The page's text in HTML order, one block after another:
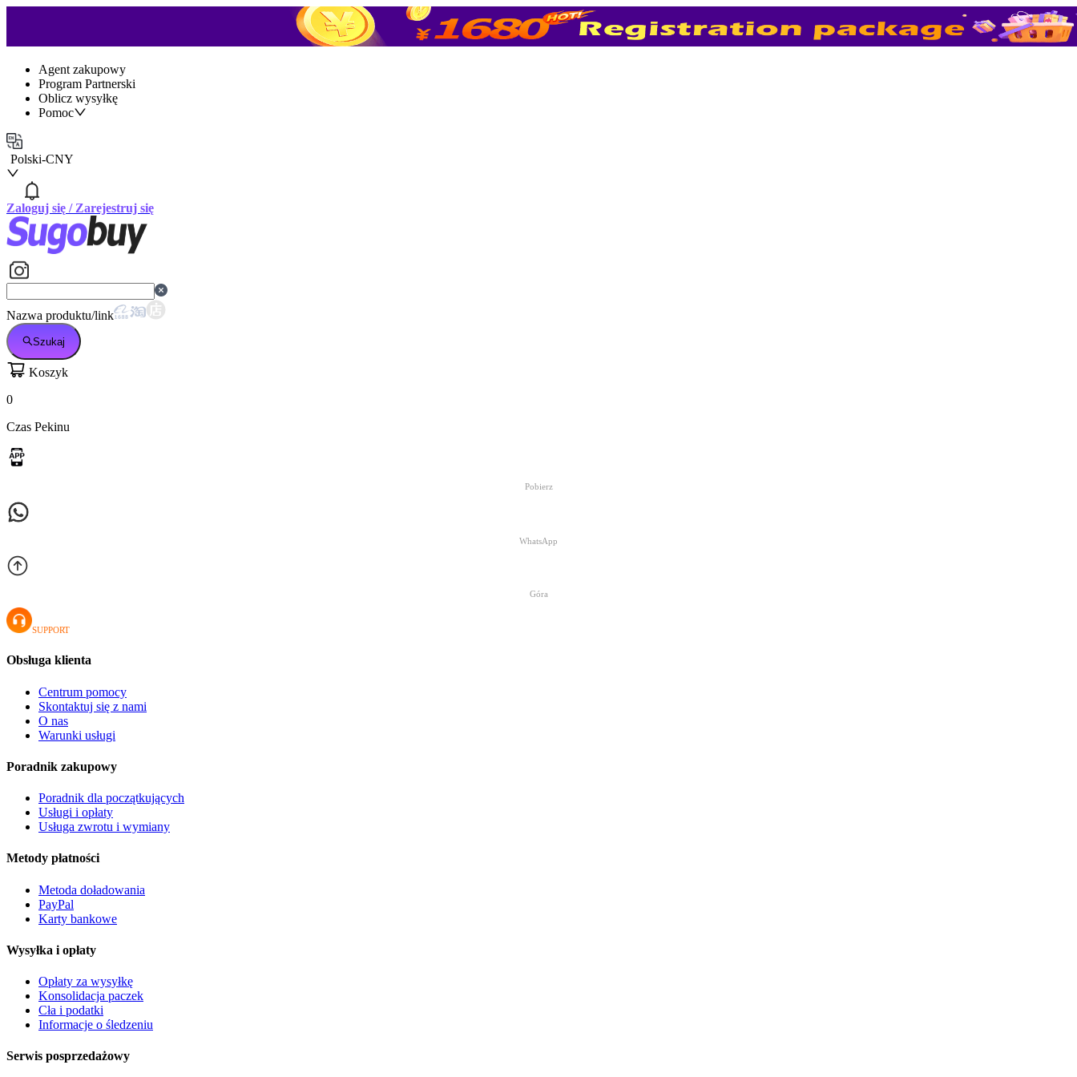
Agent zakupowy
Program Partnerski
Oblicz wysyłkę
Pomoc
Polski-CNY
Zaloguj się / Zarejestruj się
Nazwa produktu/link
Szukaj
Koszyk
0
Czas Pekinu
Pobierz
WhatsApp
Góra
SUPPORT
Obsługa klienta
Centrum pomocy
Skontaktuj się z nami
O nas
Warunki usługi
Poradnik zakupowy
Poradnik dla początkujących
Usługi i opłaty
Usługa zwrotu i wymiany
Metody płatności
Metoda doładowania
PayPal
Karty bankowe
Wysyłka i opłaty
Opłaty za wysyłkę
Konsolidacja paczek
Cła i podatki
Informacje o śledzeniu
Serwis posprzedażowy